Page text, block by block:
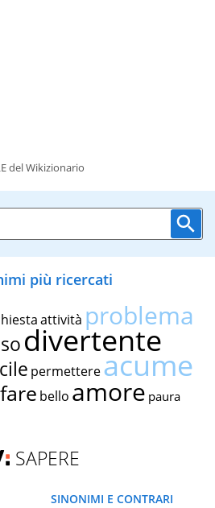
del Wikizionario
più ricercati
attività problema
divertente
permettereacume
fare bello amore paura
SAPERE
SINONIMI E CONTRARI